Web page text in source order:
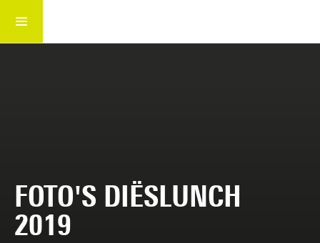
Home
FOTO'S DIËSLUNCH
2019